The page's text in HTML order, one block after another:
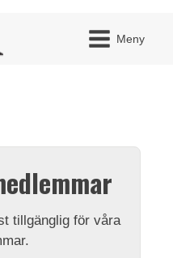
Meny
tillgänglig för våra